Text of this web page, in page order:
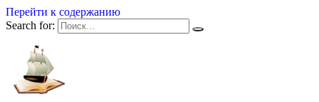
Перейти к содержанию
Search for: